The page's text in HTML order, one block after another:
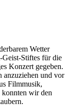
Wetter
Stiftes für die
Konzert gegeben.
anzuziehen und vor
Filmmusik,
konnten wir den